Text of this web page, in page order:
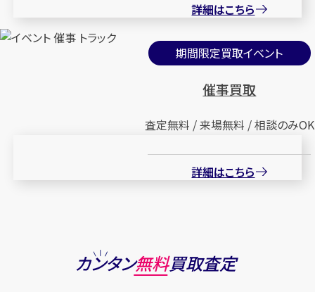
詳細はこちら
期間限定買取イベント
催事買取
査定無料 / 来場無料 / 相談のみOK
詳細はこちら
カンタン無料買取査定